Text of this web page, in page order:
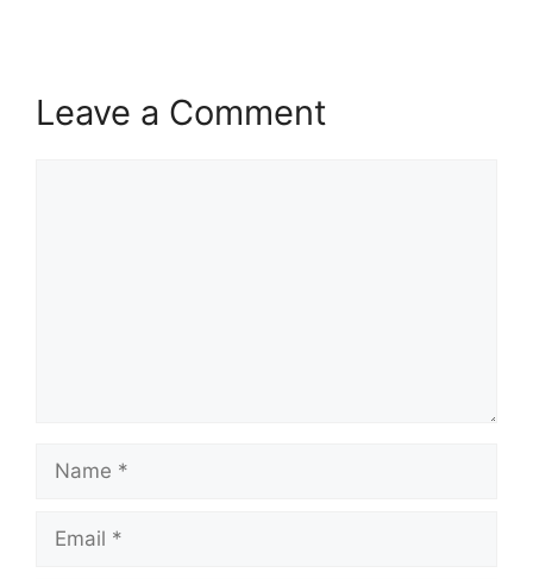
Leave a Comment
Name
Email